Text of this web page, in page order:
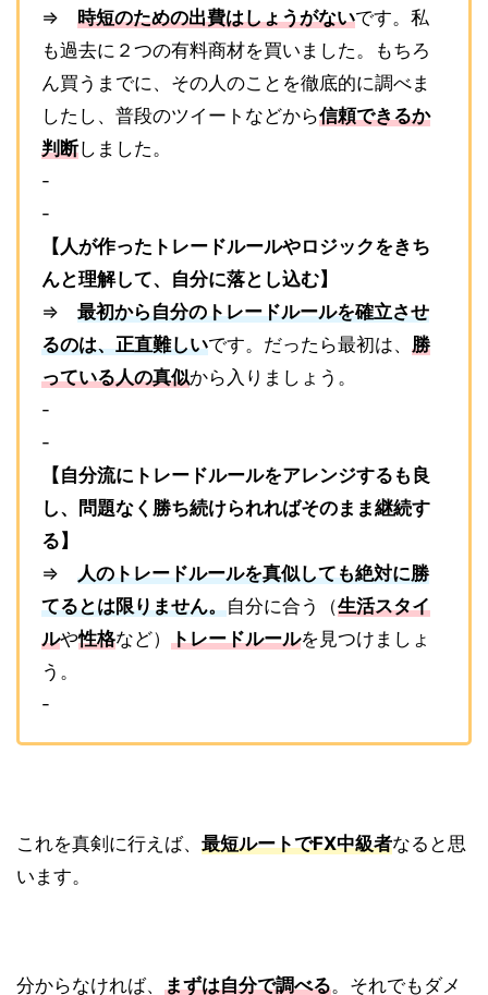
⇒ 時短のための出費はしょうがないです。私
も過去に２つの有料商材を買いました。もちろ
ん買うまでに、その人のことを徹底的に調べま
したし、普段のツイートなどから信頼できるか
判断しました。
-
-
【人が作ったトレードルールやロジックをきち
んと理解して、自分に落とし込む】
⇒ 最初から自分のトレードルールを確立させ
るのは、正直難しいです。だったら最初は、 勝
っている人の真似から入りましょう。
-
-
【自分流にトレードルールをアレンジするも良
し、問題なく勝ち続けられればそのまま継続す
る】
⇒ 人のトレードルールを真似しても絶対に勝
てるとは限りません。自分に合う（生活スタイ
ルや性格など） トレードルールを見つけましょ
う。
-
これを真剣に行えば、 最短ルートでFX中級者なると思
います。
分からなければ、 まずは自分で調べる。それでもダメ